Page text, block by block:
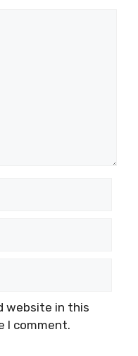
website in this
I comment.